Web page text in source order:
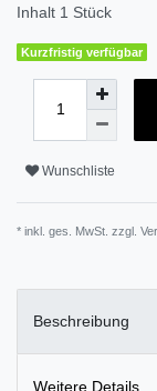
Inhalt 1 Stück
Kurzfristig verfügbar
Wunschliste
* inkl. ges. MwSt. zzgl.
Beschreibung
Weitere Details